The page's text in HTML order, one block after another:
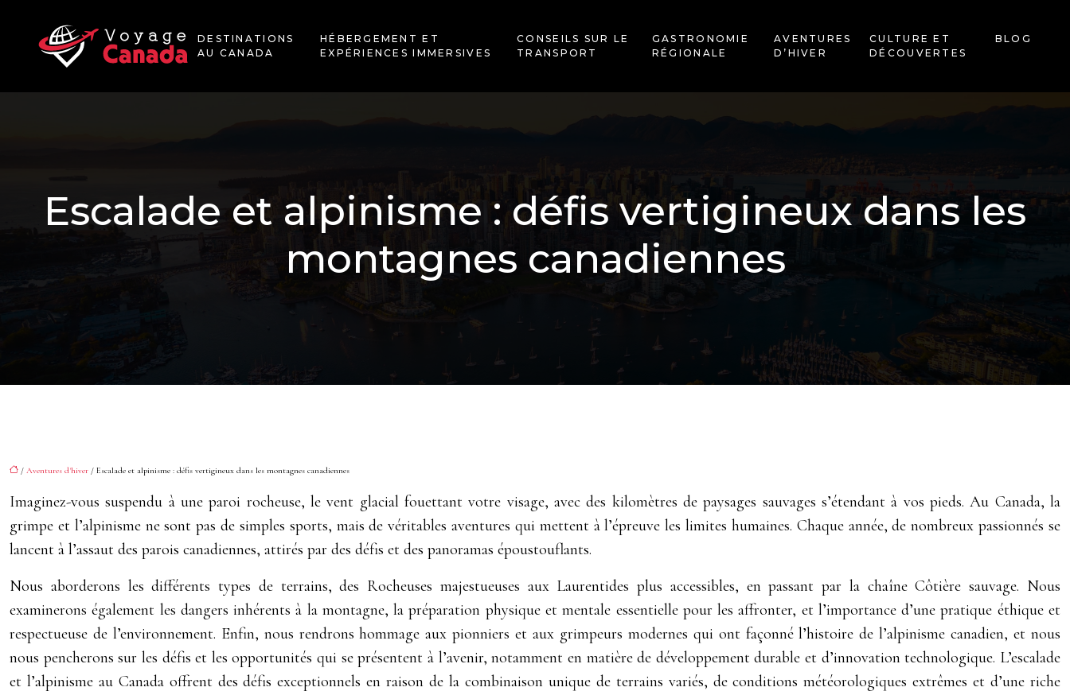
DESTINATIONS
AU CANADA
HÉBERGEMENT ET
EXPÉRIENCES IMMERSIVES
CONSEILS SUR LE
TRANSPORT
GASTRONOMIE
RÉGIONALE
AVENTURES
D’HIVER
CULTURE ET
DÉCOUVERTES
BLOG
Escalade et alpinisme : défis vertigineux dans les
montagnes canadiennes
/ Aventures d'hiver / Escalade et alpinisme : défis vertigineux dans les montagnes canadiennes
Imaginez-vous suspendu à une paroi rocheuse, le vent glacial fouettant votre visage, avec des kilomètres de paysages sauvages s’étendant à vos pieds. Au Canada, la
grimpe et l’alpinisme ne sont pas de simples sports, mais de véritables aventures qui mettent à l’épreuve les limites humaines. Chaque année, de nombreux passionnés se
lancent à l’assaut des parois canadiennes, attirés par des défis et des panoramas époustouflants.
Nous aborderons les différents types de terrains, des Rocheuses majestueuses aux Laurentides plus accessibles, en passant par la chaîne Côtière sauvage. Nous
examinerons également les dangers inhérents à la montagne, la préparation physique et mentale essentielle pour les affronter, et l’importance d’une pratique éthique et
respectueuse de l’environnement. Enfin, nous rendrons hommage aux pionniers et aux grimpeurs modernes qui ont façonné l’histoire de l’alpinisme canadien, et nous
nous pencherons sur les défis et les opportunités qui se présentent à l’avenir, notamment en matière de développement durable et d’innovation technologique. L’escalade
et l’alpinisme au Canada offrent des défis exceptionnels en raison de la combinaison unique de terrains variés, de conditions météorologiques extrêmes et d’une riche